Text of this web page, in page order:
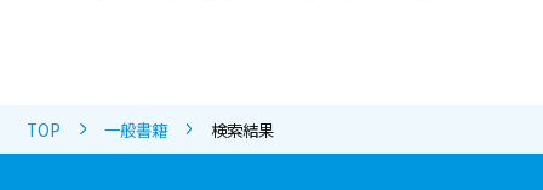
TOP 一般書籍 検索結果